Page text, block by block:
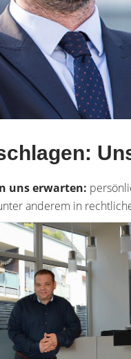
uns erwarten:
anderem in